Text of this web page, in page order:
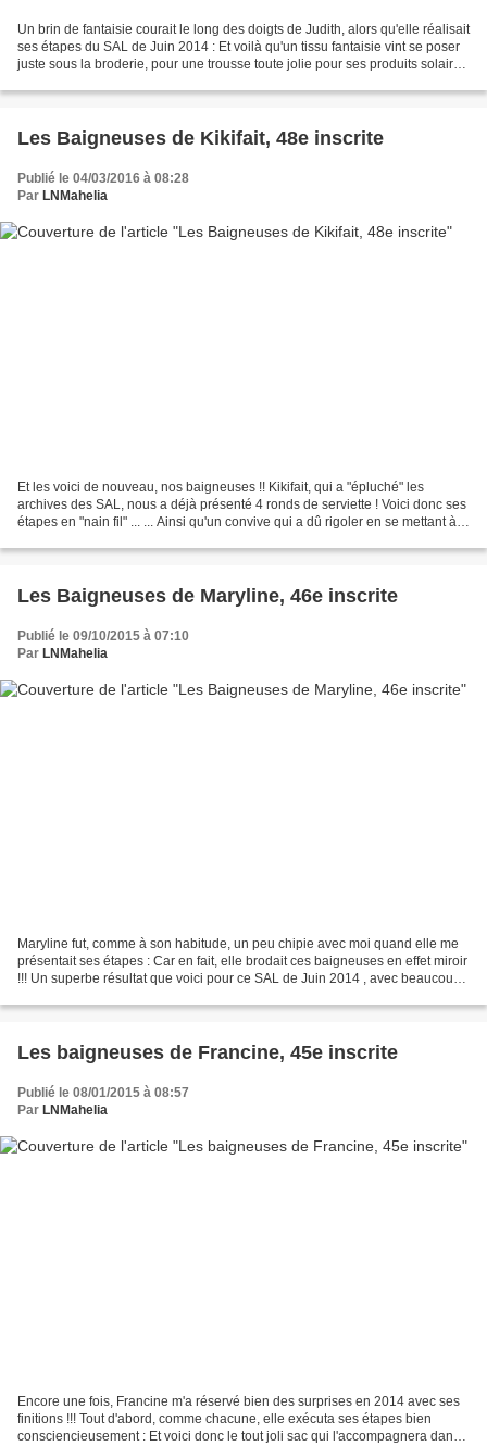
Un brin de fantaisie courait le long des doigts de Judith, alors qu'elle réalisait
ses étapes du SAL de Juin 2014 : Et voilà qu'un tissu fantaisie vint se poser
juste sous la broderie, pour une trousse toute jolie pour ses produits solaires
Les Baigneuses de Kikifait, 48e inscrite
Publié le 04/03/2016 à 08:28
Par LNMahelia
Et les voici de nouveau, nos baigneuses !! Kikifait, qui a "épluché" les
archives des SAL, nous a déjà présenté 4 ronds de serviette ! Voici donc ses
étapes en "nain fil" ... ... Ainsi qu'un convive qui a dû rigoler en se mettant à
Les Baigneuses de Maryline, 46e inscrite
Publié le 09/10/2015 à 07:10
Par LNMahelia
Maryline fut, comme à son habitude, un peu chipie avec moi quand elle me
présentait ses étapes : Car en fait, elle brodait ces baigneuses en effet miroir
!!! Un superbe résultat que voici pour ce SAL de Juin 2014 , avec beaucoup
Les baigneuses de Francine, 45e inscrite
Publié le 08/01/2015 à 08:57
Par LNMahelia
Encore une fois, Francine m'a réservé bien des surprises en 2014 avec ses
finitions !!! Tout d'abord, comme chacune, elle exécuta ses étapes bien
consciencieusement : Et voici donc le tout joli sac qui l'accompagnera dans "